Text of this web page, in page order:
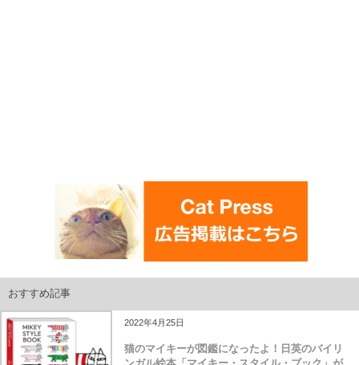
おすすめ記事
2022年4月25日
猫のマイキーが図鑑になったよ！日英のバイリ